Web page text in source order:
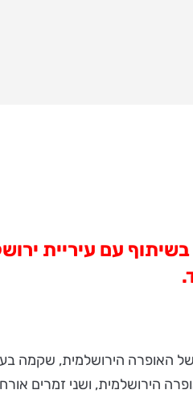
בשיתוף עם עיריית
האופרה הירושלמית, שקמה
הירושלמית, ושני זמרים